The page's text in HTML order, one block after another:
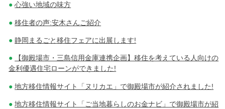
心強い地域の味方
移住者の声:安木さんご紹介
静岡まるごと移住フェアに出展します!
【御殿場市・三島信用金庫連携企画】移住を考えている人向けの
金利優遇住宅ローンができました!
地方移住情報サイト「ヌリカエ」で御殿場市が紹介されました!
地方移住情報サイト「ご当地暮らしのお金ナビ」で御殿場市が紹